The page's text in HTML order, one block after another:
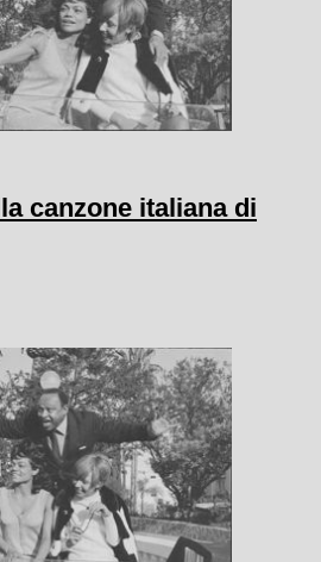
canzone italiana di